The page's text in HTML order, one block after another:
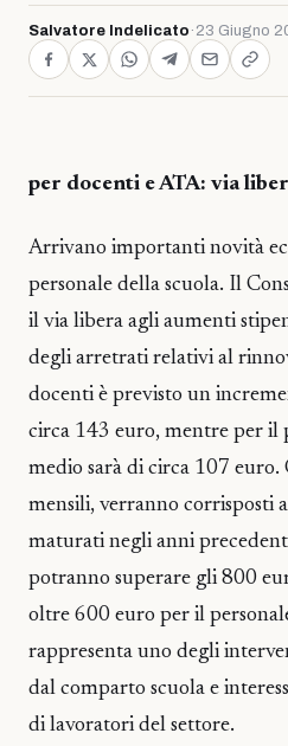
Salvatore Indelicato · 23 Giugno
per docenti e ATA: via
Arrivano importanti novità
personale della scuola. Il
il via libera agli aumenti
degli arretrati relativi al
docenti è previsto un
circa 143 euro, mentre per il
medio sarà di circa 107
mensili, verranno corrisposti
maturati negli anni
potranno superare gli 800
oltre 600 euro per il
rappresenta uno degli
dal comparto scuola e
di lavoratori del settore.